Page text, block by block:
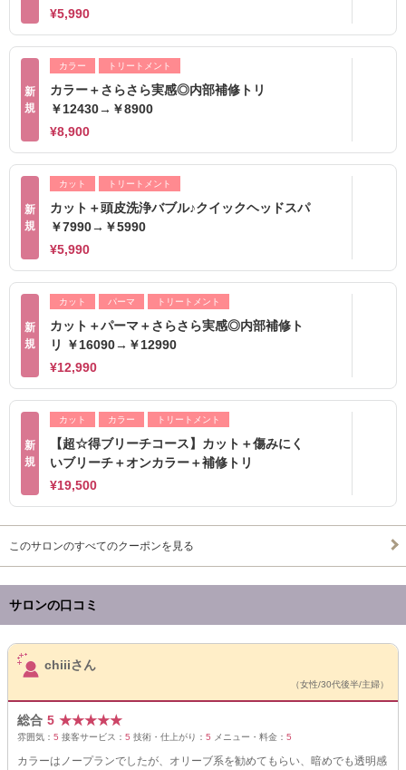
¥5,990
新
規
カラー トリートメント
カラー＋さらさら実感◎内部補修トリ
￥12430→￥8900
¥8,900
新
規
カット トリートメント
カット＋頭皮洗浄バブル♪クイックヘッドスパ
￥7990→￥5990
¥5,990
新
規
カット パーマ トリートメント
カット＋パーマ＋さらさら実感◎内部補修ト
リ ￥16090→￥12990
¥12,990
新
規
カット カラー トリートメント
【超☆得ブリーチコース】カット＋傷みにく
いブリーチ＋オンカラー＋補修トリ
¥19,500
このサロンのすべてのクーポンを見る
サロンの口コミ
サロンPick Up
chiiiさん
（女性/30代後半/主婦）
総合 5 ★★★★★
雰囲気： 5 接客サービス： 5 技術・仕上がり： 5 メニュー・料金： 5
カラーはノープランでしたが、オリーブ系を勧めてもらい、暗めでも透明感